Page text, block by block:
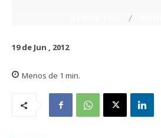
19 de Jun , 2012
Menos de 1 min.